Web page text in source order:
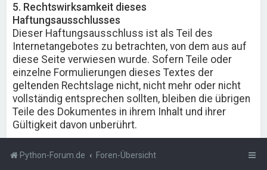
5. Rechtswirksamkeit dieses
Haftungsausschlusses
Dieser Haftungsausschluss ist als Teil des
Internetangebotes zu betrachten, von dem aus auf
diese Seite verwiesen wurde. Sofern Teile oder
einzelne Formulierungen dieses Textes der
geltenden Rechtslage nicht, nicht mehr oder nicht
vollständig entsprechen sollten, bleiben die übrigen
Teile des Dokumentes in ihrem Inhalt und ihrer
Gültigkeit davon unberührt.
Python-Forum.de Foren-Übersicht